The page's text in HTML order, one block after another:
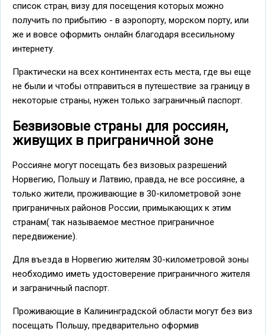
список стран, визу для посещения которых можно
получить по прибытию - в аэропорту, морском порту, или
же и вовсе оформить онлайн благодаря всесильному
интернету.
Практически на всех континентах есть места, где вы еще
не были и чтобы отправиться в путешествие за границу в
некоторые страны, нужен только заграничный паспорт.
Безвизовые страны для россиян,
живущих в приграничной зоне
Россияне могут посещать без визовых разрешений
Норвегию, Польшу и Латвию, правда, не все россияне, а
только жители, проживающие в 30-километровой зоне
приграничных районов России, примыкающих к этим
странам( так называемое местное приграничное
передвижение).
Для въезда в Норвегию жителям 30-километровой зоны
необходимо иметь удостоверение приграничного жителя
и заграничный паспорт.
Проживающие в Калининградской области могут без виз
посещать Польшу, предварительно оформив